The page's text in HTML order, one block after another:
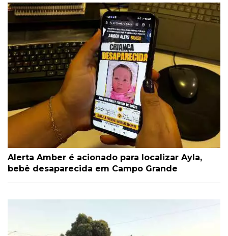
Alerta Amber é acionado para localizar Ayla,
bebê desaparecida em Campo Grande